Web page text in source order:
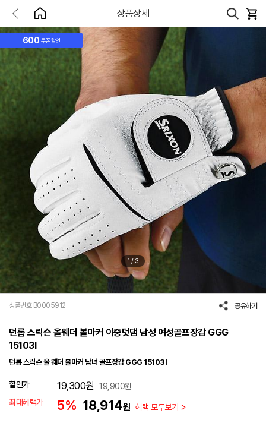
상품상세
600 쿠폰할인
1 / 3
상품번호 B0005912 공유하기
던롭 스릭슨 올웨더 볼마커 이중덧댐 남성 여성골프장갑 GGG
15103I
던롭 스릭슨 올 웨더 볼마커 남녀 골프장갑 GGG 15103I
할인가 19,300원 19,900원
최대혜택가
5% 18,914원 혜택 모두보기